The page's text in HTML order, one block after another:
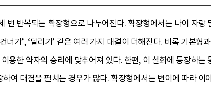
반복되는 확장형으로 나누어진다. 확장형에서는 나이 자랑
너기’, ‘달리기’ 같은 여러 가지 대결이 더해진다. 비록 기본
용한 약자의 승리에 맞추어져 있다. 한편, 이 설화에 등장하는
여 대결을 펼치는 경우가 많다. 확장형에서는 변이에 따라 이